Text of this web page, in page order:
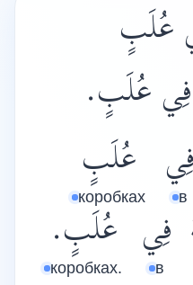
عُلَبٍ
فِي عُلَبٍ.
فِي
в
عُلَبٍ
коробках
فِي
в
عُلَبٍ.
коробках.